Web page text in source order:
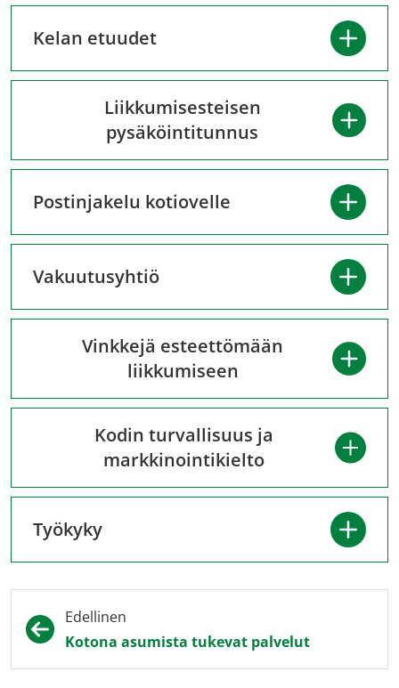
Kelan etuudet
Liikkumisesteisen
pysäköintitunnus
Postinjakelu kotiovelle
Vakuutusyhtiö
Vinkkejä esteettömään
liikkumiseen
Kodin turvallisuus ja
markkinointikielto
Työkyky
Edellinen
Kotona asumista tukevat palvelut